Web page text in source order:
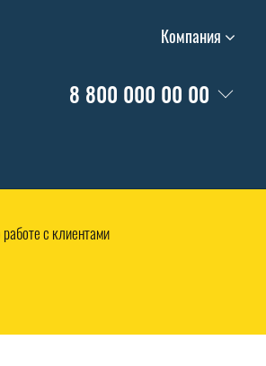
Компания
8 800 000 00 00
с клиентами